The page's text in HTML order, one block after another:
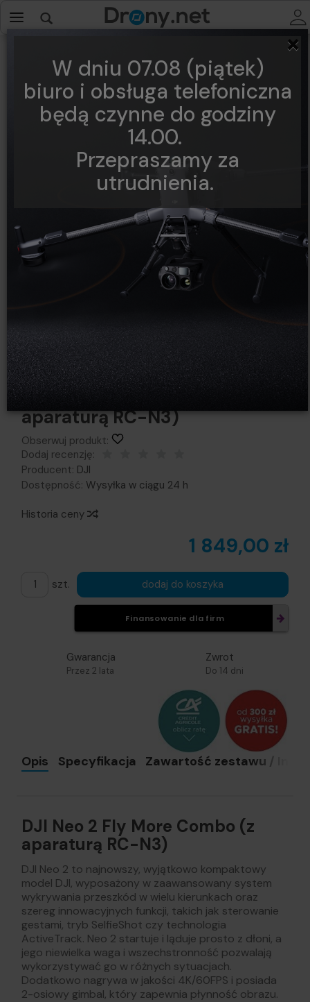
×
W dniu 07.08 (piątek)
biuro i obsługa telefoniczna
będą czynne do godziny
14.00.
Przepraszamy za
utrudnienia.
DJI Neo 2 Fly More Combo (z
aparaturą RC-N3)
Obserwuj produkt:
Dodaj recenzję:
Producent: DJI
Dostępność: Wysyłka w ciągu 24 h
Historia ceny
1 849,00 zł
szt. dodaj do koszyka
Finansowanie dla firm
Gwarancja
Przez 2 lata
Zwrot
Do 14 dni
Opis Specyfikacja Zawartość zestawu /
DJI Neo 2 Fly More Combo (z
aparaturą RC-N3)
DJI Neo 2 to najnowszy, wyjątkowo kompaktowy
model DJI, wyposażony w zaawansowany system
wykrywania przeszkód w wielu kierunkach oraz
szereg innowacyjnych funkcji, takich jak sterowanie
gestami, tryb SelfieShot czy technologia
ActiveTrack. Neo 2 startuje i ląduje prosto z dłoni, a
jego niewielka waga i wszechstronność pozwalają
wykorzystywać go w różnych sytuacjach.
Dodatkowo nagrywa w jakości 4K/60FPS i posiada
2-osiowy gimbal, który zapewnia płynność obrazu.